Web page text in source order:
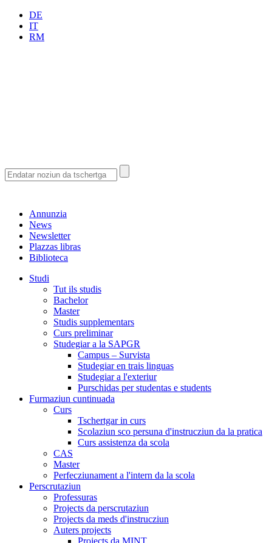
DE
IT
RM
Annunzia
News
Newsletter
Plazzas libras
Biblioteca
Studi
Tut ils studis
Bachelor
Master
Studis supplementars
Curs preliminar
Studegiar a la SAPGR
Campus – Survista
Studegiar en trais linguas
Studegiar a l'exteriur
Purschidas per studentas e students
Furmaziun cuntinuada
Curs
Tschertgar in curs
Scolaziun sco persuna d'instrucziun da la pratica
Curs assistenza da scola
CAS
Master
Perfecziunament a l'intern da la scola
Perscrutaziun
Professuras
Projects da perscrutaziun
Projects da meds d'instrucziun
Auters projects